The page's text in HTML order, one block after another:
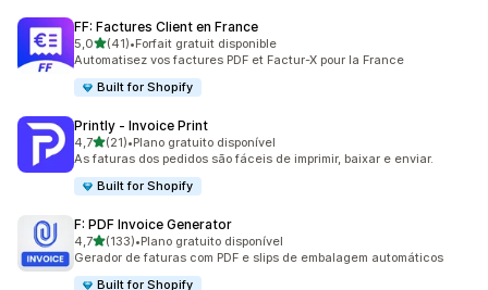
FF: Factures Client en France
5,0de 5 estrelas
(41)
41 avaliações ao todo
•Forfait gratuit disponible
Automatisez vos factures PDF et Factur-X pour la France
Built for Shopify
Printly ‑ Invoice Print
4,7de 5 estrelas
(21)
21 avaliações ao todo
•Plano gratuito disponível
As faturas dos pedidos são fáceis de imprimir, baixar e enviar.
Built for Shopify
F: PDF Invoice Generator
4,7de 5 estrelas
(133)
133 avaliações ao todo
•Plano gratuito disponível
Gerador de faturas com PDF e slips de embalagem automáticos
Built for Shopify